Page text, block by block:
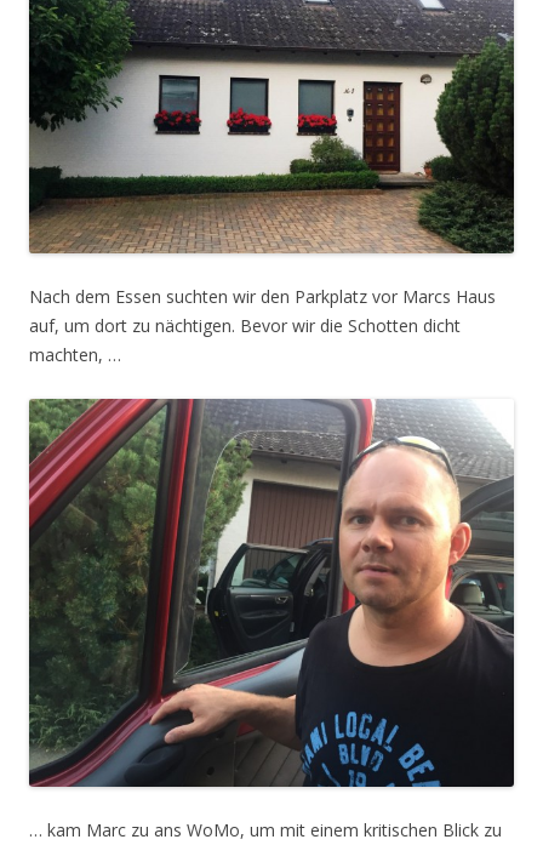
Nach dem Essen suchten wir den Parkplatz vor Marcs Haus
auf, um dort zu nächtigen. Bevor wir die Schotten dicht
machten, …
… kam Marc zu ans WoMo, um mit einem kritischen Blick zu